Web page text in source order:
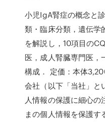
小児IgA腎症の概念と
類・臨床分類，遺伝学
を解説し，10項目の
医，成人腎臓専門医，
構成． 定価：本体
会社（以下「当社」と
人情報の保護に細心の
まの個人情報を保護